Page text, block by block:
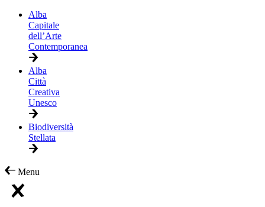
Alba
Capitale
dell’Arte
Contemporanea
Alba
Città
Creativa
Unesco
Biodiversità
Stellata
Menu